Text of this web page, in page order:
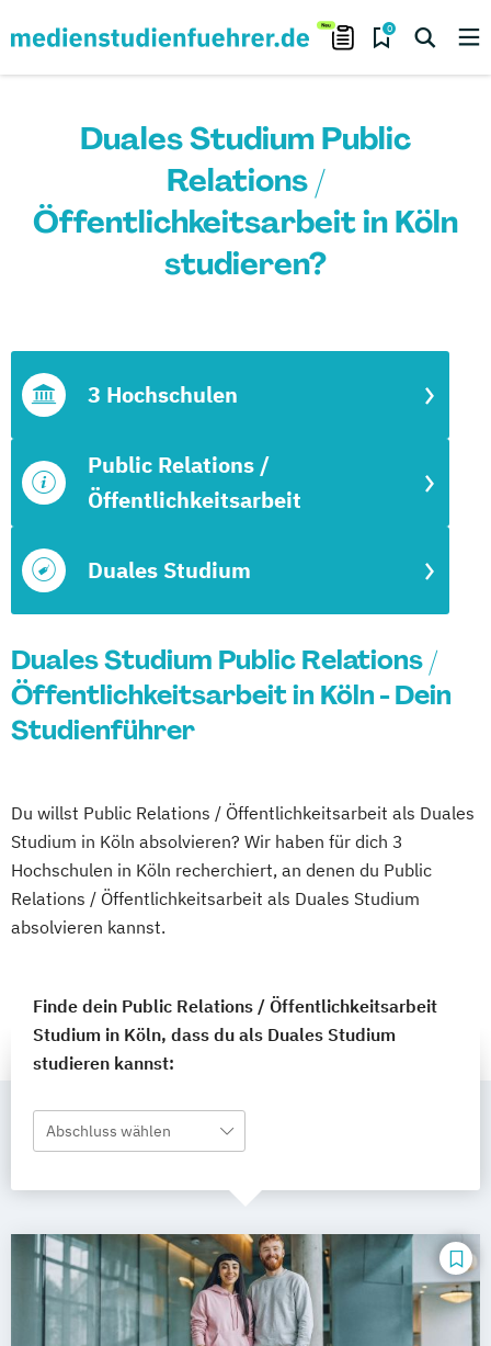
0
Duales Studium Public
Relations /
Öffentlichkeitsarbeit in Köln
studieren?
Duales Studium
Public Relations /
Öffentlichkeitsarbeit
3 Hochschulen
Duales Studium Public Relations /
Öffentlichkeitsarbeit in Köln - Dein
Studienführer
Du willst Public Relations / Öffentlichkeitsarbeit als Duales
Studium in Köln absolvieren? Wir haben für dich 3
Hochschulen in Köln recherchiert, an denen du Public
Relations / Öffentlichkeitsarbeit als Duales Studium
absolvieren kannst.
Finde dein Public Relations / Öffentlichkeitsarbeit
Studium in Köln, dass du als Duales Studium
studieren kannst:
Abschluss wählen